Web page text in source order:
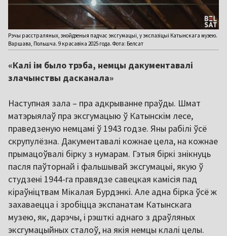
Рэчы расстраляных, знойдзеныя падчас эксгумацыі, у экспазіцыі Катынскага музею.
Варшава, Польшча. 9 красавіка 2025 года. Фота: Белсат
«Калі ім было трэба, немцы дакументавалі
злачынствы дасканала»
Наступная зала – пра адкрыванне праўды. Шмат
матэрыялаў пра эксгумацыю ў Катынскім лесе,
праведзеную немцамі ў 1943 годзе. Яны рабілі ўсё
скрупулёзна. Дакументавалі кожнае цела, на кожнае
прымацоўвалі бірку з нумарам. Гэтыя біркі знікнуць
пасля паўторнай і фальшывай эксгумацыі, якую ў
студзені 1944-га правядзе савецкая камісія пад
кіраўніцтвам Мікалая Бурдэнкі. Але адна бірка ўсё ж
захаваецца і зробіцца экспанатам Катынскага
музею, як, дарэчы, і рэшткі аднаго з драўляных
эксгумацыйных сталоў, на якія немцы клалі целы.